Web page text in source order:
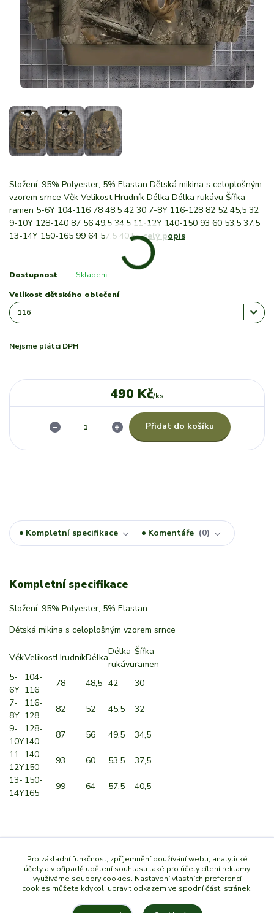
Složení: 95% Polyester, 5% Elastan Dětská mikina s celoplošným
vzorem srnce Věk Velikost Hrudník Délka Délka rukávu Šířka
ramen 5-6Y 104-116 78 48,5 42 30 7-8Y 116-128 82 52 45,5 32
9-10Y 128-140 87 56 49,5 34,5 11-12Y 140-150 93 60 53,5 37,5
13-14Y 150-165 99 64 57,5 40,5celý popis
Dostupnost Skladem
Velikost dětského oblečení
Nejsme plátci DPH
490 Kč/ks
Přidat do košíku
Kompletní specifikace Komentáře 0
Kompletní specifikace
Složení: 95% Polyester, 5% Elastan
Dětská mikina s celoplošným vzorem srnce
VěkVelikostHrudníkDélka
Délka
rukávu
Šířka
ramen
5-
6Y
104-
116
78 48,5 42
30
7-
8Y
116-
128
82 52 45,5
32
9-
10Y
128-
140
87 56 49,5
34,5
11-
12Y
140-
150
93 60 53,5
37,5
13-
14Y
150-
165
99 64 57,5 40,5
Zboží zařazeno v kategoriích
Dětské svetry a mikinky
Pro základní funkčnost, zpříjemnění používání webu, analytické
účely a v případě udělení souhlasu také pro účely cílení reklamy
využíváme soubory cookies. Nastavení vlastních preferencí
cookies můžete kdykoli upravit odkazem ve spodní části stránek.